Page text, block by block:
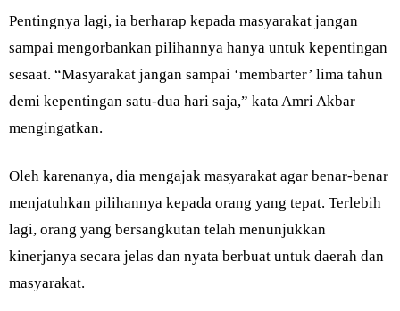
Pentingnya lagi, ia berharap kepada masyarakat jangan
sampai mengorbankan pilihannya hanya untuk kepentingan
sesaat. “Masyarakat jangan sampai ‘membarter’ lima tahun
demi kepentingan satu-dua hari saja,” kata Amri Akbar
mengingatkan.
Oleh karenanya, dia mengajak masyarakat agar benar-benar
menjatuhkan pilihannya kepada orang yang tepat. Terlebih
lagi, orang yang bersangkutan telah menunjukkan
kinerjanya secara jelas dan nyata berbuat untuk daerah dan
masyarakat.